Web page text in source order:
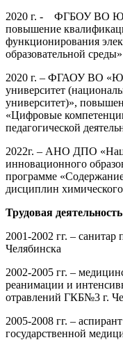
2020 г. - ФГБОУ ВО
повышение
функционирования
образовательной среды»
2020 г. – ФГАОУ ВО
университет
университет)»,
«Цифровые
педагогической
2022г. – АНО ДПО
инновационного
программе
дисциплин
Трудовая деятельность
2001-2002 гг. –
Челябинска
2002-2005 гг. –
реанимации и
отравлений ГКБ№3 г.
2005-2008 гг. –
государственной